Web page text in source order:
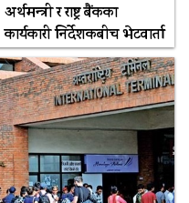
अर्थमन्त्री र राष्ट्र बैंकका
कार्यकारी निर्देशकबीच भेटवार्ता